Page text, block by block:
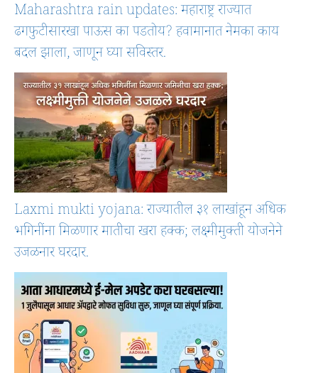
Maharashtra rain updates: महाराष्ट्र राज्यात
ढगफुटीसारखा पाऊस का पडतोय? हवामानात नेमका काय
बदल झाला, जाणून घ्या सविस्तर.
Laxmi mukti yojana: राज्यातील ३१ लाखांहून अधिक
भगिनींना मिळणार मातीचा खरा हक्क; लक्ष्मीमुक्ती योजनेने
उजळनार घरदार.